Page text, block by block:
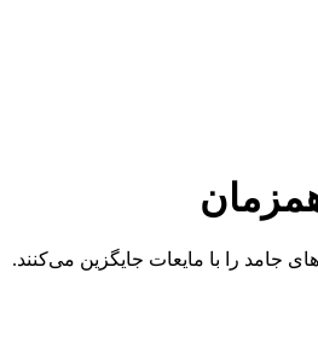
جامد را با مایعات جایگزین می‌کنند.